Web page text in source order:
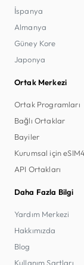
İspanya
Almanya
Güney Kore
Japonya
Ortak Merkezi
Ortak Programları
Bağlı Ortaklar
Bayiler
Kurumsal için
API Ortakları
Daha Fazla Bilgi
Yardım Merkezi
Hakkımızda
Blog
Kullanım Şartları